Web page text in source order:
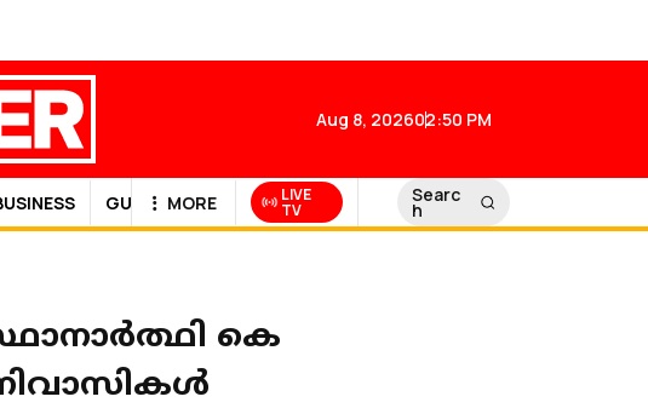
Aug 8, 202602:50 PM
GULF NEWS
MORE LIVE
TV
Searc
h
കെ